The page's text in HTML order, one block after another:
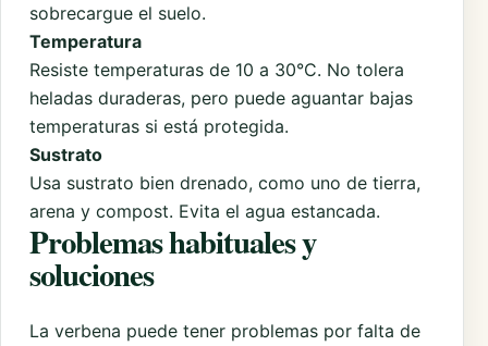
sobrecargue el suelo.
Temperatura
Resiste temperaturas de 10 a 30°C. No tolera
heladas duraderas, pero puede aguantar bajas
temperaturas si está protegida.
Sustrato
Usa sustrato bien drenado, como uno de tierra,
arena y compost. Evita el agua estancada.
Problemas habituales y
soluciones
La verbena puede tener problemas por falta de